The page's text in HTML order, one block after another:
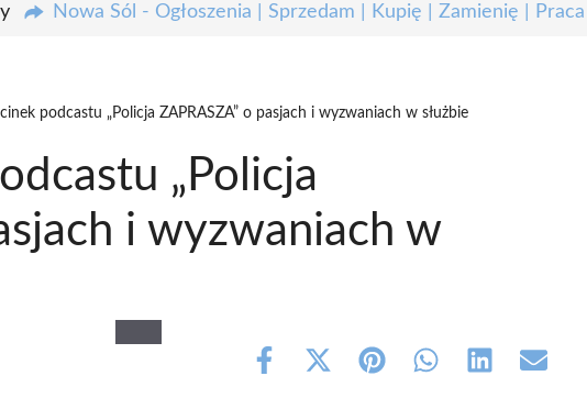
Nowa Sól - Ogłoszenia | Sprzedam | Kupię | Zamienię | Praca
podcastu „Policja ZAPRASZA” o pasjach i wyzwaniach w służbie
„Policja
i wyzwaniach w
Share
Share Share Share Share Share